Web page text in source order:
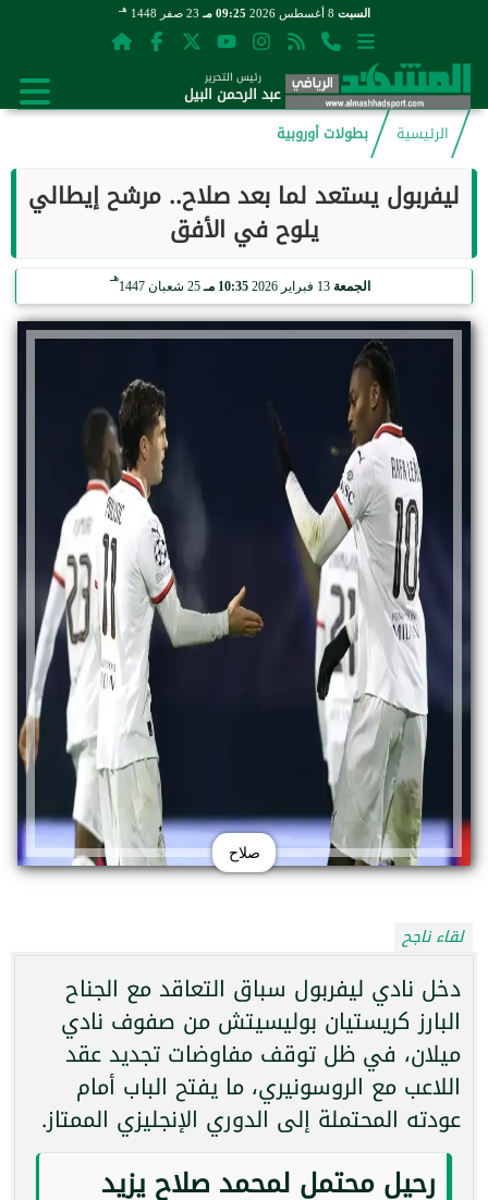
السبت 09:25 مـ 23 صفر 1448 هـ
رئيس التحرير
عبد الرحمن البيل
الرئيسية
بطولات أوروبية
ليفربول يستعد لما بعد صلاح.. مرشح إيطالي
يلوح في الأفق
الجمعة 13 فبراير 2026 10:35 مـ 25 شعبان 1447
هـ
صلاح
لقاء ناجح
دخل نادي ليفربول سباق التعاقد مع الجناح
البارز كريستيان بوليسيتش من صفوف نادي
ميلان، في ظل توقف مفاوضات تجديد عقد
اللاعب مع الروسونيري، ما يفتح الباب أمام
عودته المحتملة إلى الدوري الإنجليزي الممتاز.
رحيل محتمل لمحمد صلاح يزيد